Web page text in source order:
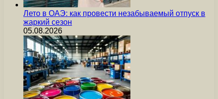
Лето в ОАЭ: как провести незабываемый отпуск в
жаркий сезон
05.08.2026